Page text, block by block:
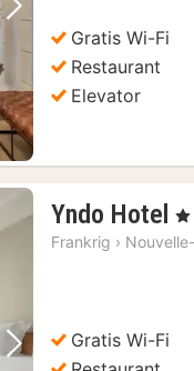
Næste billede
Gratis Wi-Fi
Restaurant
Elevator
Næste billede
Yndo Hotel 1
, 5
Frankrig ›
Gratis Wi-Fi